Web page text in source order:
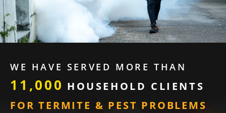
WE HAVE SERVED MORE THAN
11,000 HOUSEHOLD CLIENTS
FOR TERMITE & PEST PROBLEMS